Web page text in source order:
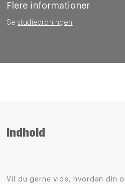
Flere informationer
Se studieordningen
Indhold
Vil du gerne vide, hvordan din